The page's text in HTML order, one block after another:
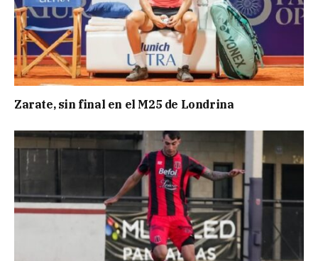
Zarate, sin final en el M25 de Londrina